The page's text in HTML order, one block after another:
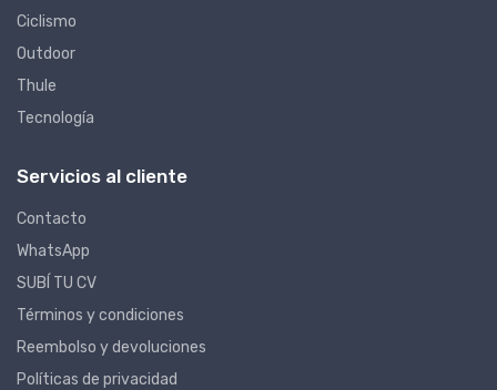
Ciclismo
Outdoor
Thule
Tecnología
Servicios al cliente
Contacto
WhatsApp
SUBÍ TU CV
Términos y condiciones
Reembolso y devoluciones
Políticas de privacidad